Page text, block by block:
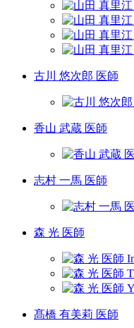
古川 悠次郎 医師
香山 武蔵 医師
志村 一馬 医師
森 光 医師
髙橋 有美莉 医師